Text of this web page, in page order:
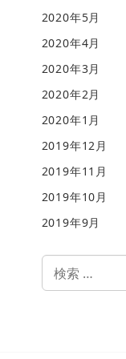
2020年5月
2020年4月
2020年3月
2020年2月
2020年1月
2019年12月
2019年11月
2019年10月
2019年9月
索